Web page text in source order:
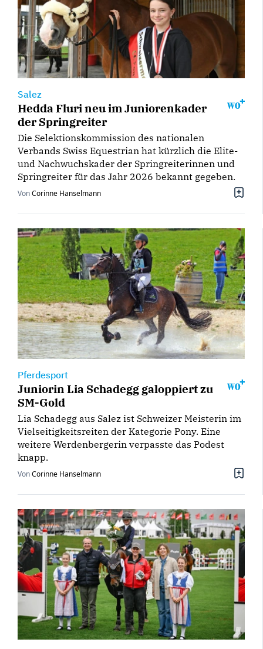
Salez
Hedda Fluri neu im Juniorenkader
der Springreiter
Die Selektionskommission des nationalen
Verbands Swiss Equestrian hat kürzlich die Elite-
und Nachwuchskader der Springreiterinnen und
Springreiter für das Jahr 2026 bekannt gegeben.
VonCorinne Hanselmann
Pferdesport
Juniorin Lia Schadegg galoppiert zu
SM-Gold
Lia Schadegg aus Salez ist Schweizer Meisterin im
Vielseitigkeitsreiten der Kategorie Pony. Eine
weitere Werdenbergerin verpasste das Podest
knapp.
VonCorinne Hanselmann